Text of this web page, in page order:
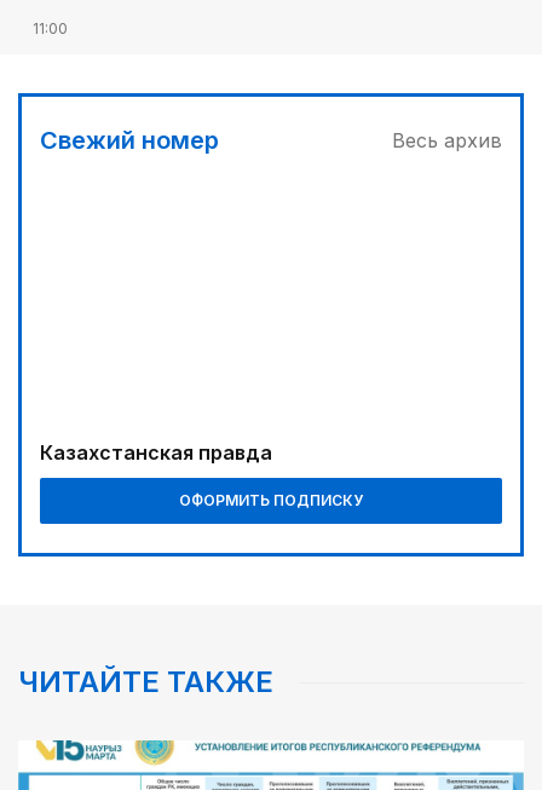
11:00
МЧС запустило новые станции мониторинга
Свежий номер Весь архив
Казахстанская правда
ОФОРМИТЬ ПОДПИСКУ
ЧИТАЙТЕ ТАКЖЕ